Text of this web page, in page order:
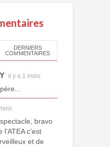
DERNIERS
COMMENTAIRES
il y a 1 mois
bravo
l'ATEA c'est
et de